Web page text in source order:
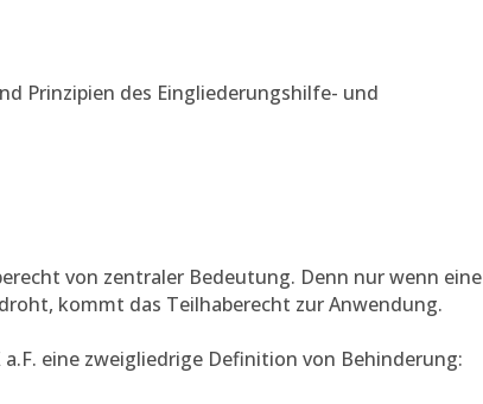
Prinzipien des Eingliederungshilfe- und
von zentraler Bedeutung. Denn nur wenn eine
kommt das Teilhaberecht zur Anwendung.
a.F. eine zweigliedrige Definition von Behinderung: